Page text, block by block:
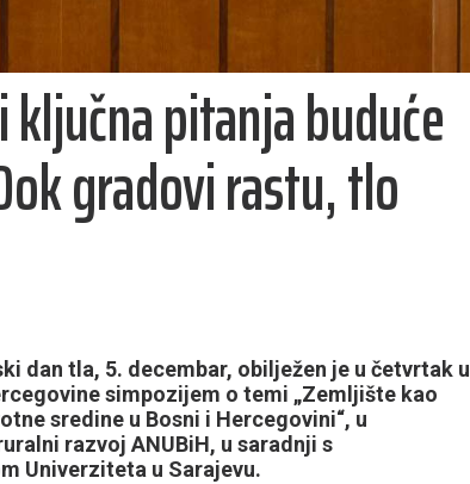
pitanja buduće
gradovi rastu, tlo
dan tla, 5. decembar, obilježen je u četvrtak u
simpozijem o temi „Zemljište kao
sredine u Bosni i Hercegovini“, u
razvoj ANUBiH, u saradnji s
Univerziteta u Sarajevu.